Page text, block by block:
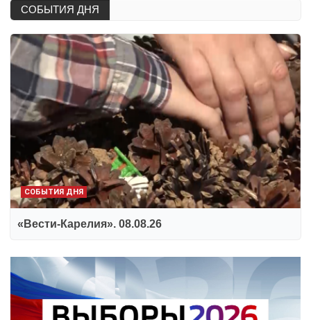
СОБЫТИЯ ДНЯ
СОБЫТИЯ ДНЯ
«Вести-Карелия». 08.08.26